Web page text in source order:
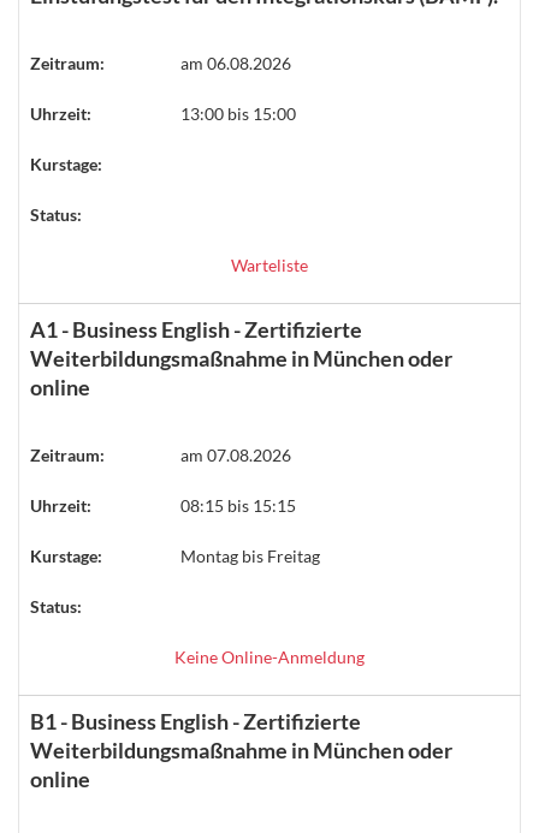
Zeitraum: am 06.08.2026
Uhrzeit: 13:00 bis 15:00
Kurstage:
Status:
Warteliste
A1 - Business English - Zertifizierte
Weiterbildungsmaßnahme in München oder
online
Zeitraum: am 07.08.2026
Uhrzeit: 08:15 bis 15:15
Kurstage: Montag bis Freitag
Status:
Keine Online-Anmeldung
B1 - Business English - Zertifizierte
Weiterbildungsmaßnahme in München oder
online